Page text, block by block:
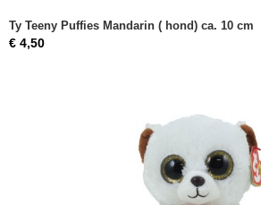
Ty Teeny Puffies Mandarin ( hond) ca. 10 cm
€ 4,50